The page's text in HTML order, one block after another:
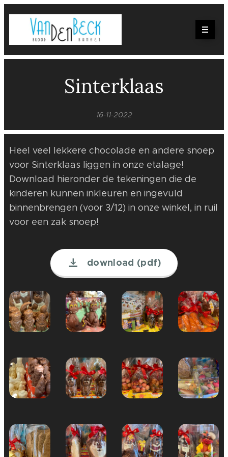
Sinterklaas
16-11-2022
Heel veel lekkere chocolade en andere snoep
voor Sinterklaas liggen in onze etalage!
Download hieronder de tekeningen die de
kinderen kunnen inkleuren en ingevuld
binnenbrengen (voor 3/12) in onze winkel, in ruil
voor een zak snoep!
download (pdf)